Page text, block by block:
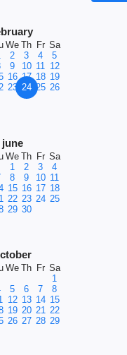
We Th Fr Sa
2 3 4
5
9 10 11 12
16 17 18 19
23 24 25 26
june
We Th Fr Sa
1
2 3
4
8 9 10 11
15 16 17 18
22 23 24 25
29 30
We Th Fr Sa
1
5 6 7
8
12 13 14 15
19 20 21 22
26 27 28 29